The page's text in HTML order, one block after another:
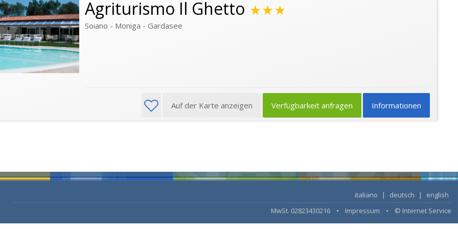
Agriturismo Il Ghetto ★★★
Soiano - Moniga - Gardasee
Informationen
Verfügbarkeit anfragen
Auf der Karte anzeigen
italiano | deutsch |
english
MwSt. 02823430216 • Impressum • © Internet Service